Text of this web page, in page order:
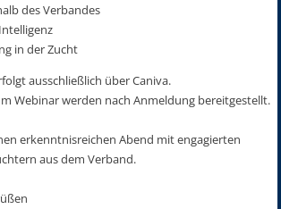
des Verbandes
in der Zucht
ausschließlich über Caniva.
Webinar werden nach Anmeldung bereitgestellt.
erkenntnisreichen Abend mit engagierten
aus dem Verband.